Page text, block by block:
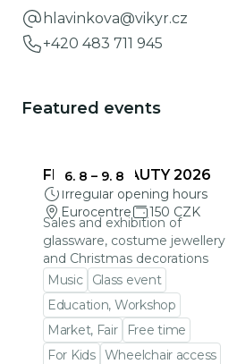
hlavinkova@vikyr.cz
+420 483 711 945
Featured events
6. 8 – 9. 8
FRAGILE BEAUTY 2026
Irregular opening hours
Eurocentre
150 CZK
Sales and exhibition of
glassware, costume jewellery
and Christmas decorations
Music
Glass event
Education, Workshop
Market, Fair
Free time
For Kids Wheelchair access